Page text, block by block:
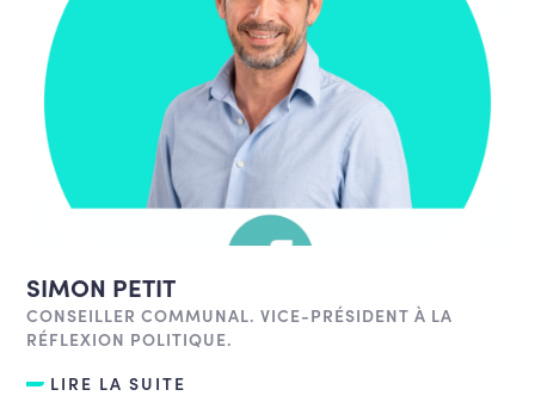
SIMON PETIT
CONSEILLER COMMUNAL. VICE-PRÉSIDENT À LA
RÉFLEXION POLITIQUE.
LIRE LA SUITE